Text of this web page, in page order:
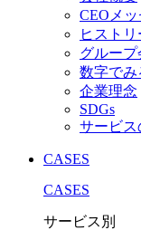
CEOメ
ヒストリ
グループ
数字でみ
企業理念
SDGs
サービス
CASES
CASES
サービス別